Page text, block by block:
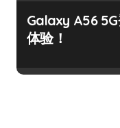
Galaxy A56
体验！